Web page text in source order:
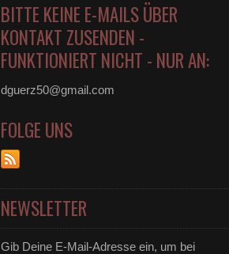
BITTE KEINE E-MAILS ÜBER
KONTAKT ZUSENDEN -
FUNKTIONIERT NICHT - NUR AN:
dguerz50@gmail.com
FOLGE UNS
NEWSLETTER
Gib Deine E-Mail-Adresse ein, um bei